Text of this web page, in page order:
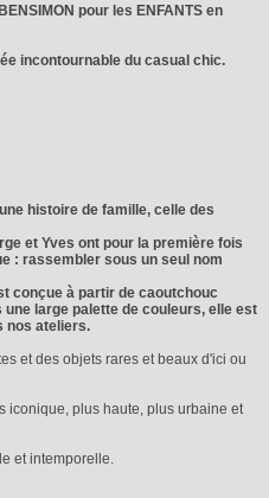
pour les ENFANTS en
incontournable du casual chic.
histoire de famille, celle des
et Yves ont pour la première fois
: rassembler sous un seul nom
conçue à partir de caoutchouc
large palette de couleurs, elle est
nos ateliers.
et des objets rares et beaux d'ici ou
iconique, plus haute, plus urbaine et
et intemporelle.